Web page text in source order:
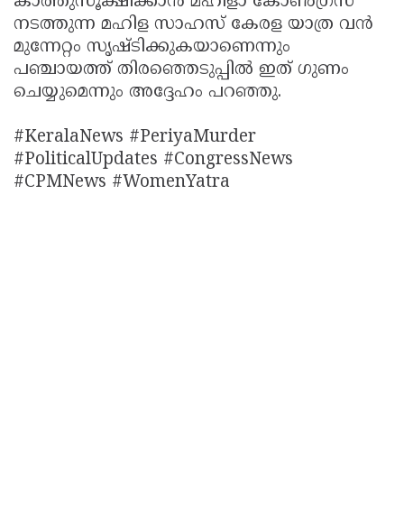
നടത്തുന്ന മഹിള സാഹസ് കേരള യാത്ര വൻ
മുന്നേറ്റം സൃഷ്ടിക്കുകയാണെന്നും
പഞ്ചായത്ത് തിരഞ്ഞെടുപ്പിൽ ഇത് ഗുണം
ചെയ്യുമെന്നും അദ്ദേഹം പറഞ്ഞു.
#KeralaNews #PeriyaMurder
#PoliticalUpdates #CongressNews
#CPMNews #WomenYatra